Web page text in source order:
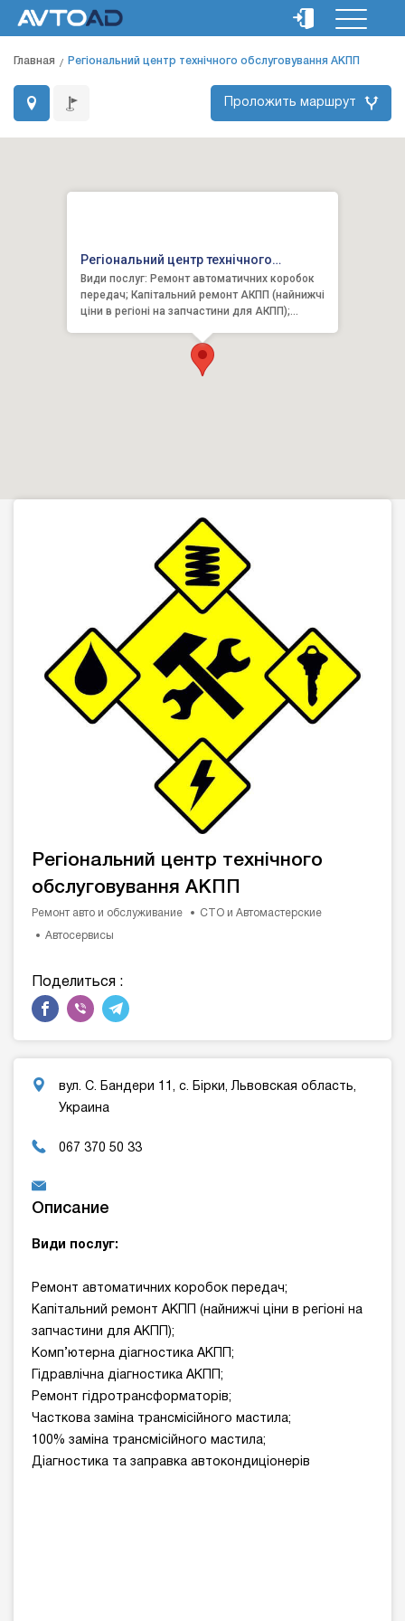
Главная Регіональний центр технічного обслуговування АКПП
Проложить маршрут
Регіональний центр технічного
обслуговування АКПП
Види послуг: Ремонт автоматичних коробок
передач; Капітальний ремонт АКПП (найнижчі
ціни в регіоні на запчастини для АКПП);
Регіональний центр технічного
обслуговування АКПП
Ремонт авто и обслуживание СТО и Автомастерские
Автосервисы
Поделиться :
вул. С. Бандери 11, с. Бірки, Львовская область,
Украина
067 370 50 33
Описание
Види послуг:
Ремонт автоматичних коробок передач;
Капітальний ремонт АКПП (найнижчі ціни в регіоні на
запчастини для АКПП);
Комп’ютерна діагностика АКПП;
Гідравлічна діагностика АКПП;
Ремонт гідротрансформаторів;
Часткова заміна трансмісійного мастила;
100% заміна трансмісійного мастила;
Діагностика та заправка автокондиціонерів